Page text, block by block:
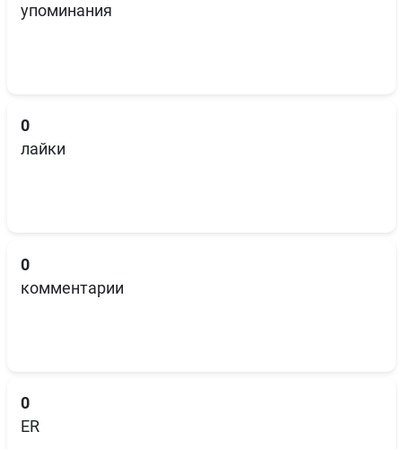
упоминания
0
лайки
0
комментарии
0
ER